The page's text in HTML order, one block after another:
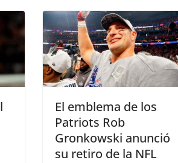
El emblema de los
Patriots Rob
Gronkowski anunció
su retiro de la NFL